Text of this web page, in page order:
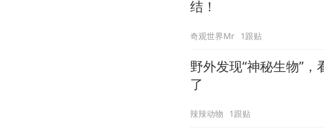
结！
奇观世界Mr 1跟贴
野外发现“神秘生物”
了
辣辣动物 1跟贴